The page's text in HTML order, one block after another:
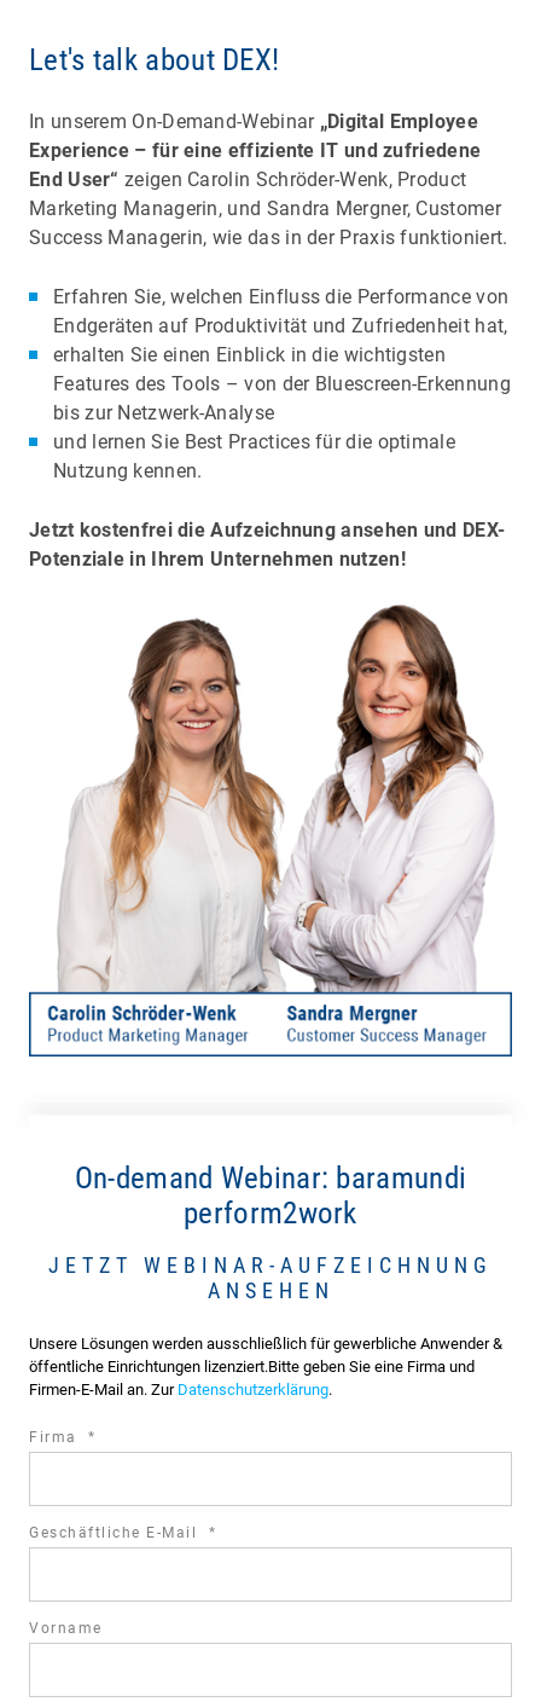
Let's talk about DEX!
In unserem On-Demand-Webinar „Digital Employee
Experience – für eine effiziente IT und zufriedene
End User“ zeigen Carolin Schröder-Wenk, Product
Marketing Managerin, und Sandra Mergner, Customer
Success Managerin, wie das in der Praxis funktioniert.
Erfahren Sie, welchen Einfluss die Performance von
Endgeräten auf Produktivität und Zufriedenheit hat,
erhalten Sie einen Einblick in die wichtigsten
Features des Tools – von der Bluescreen-Erkennung
bis zur Netzwerk-Analyse
und lernen Sie Best Practices für die optimale
Nutzung kennen.
Jetzt kostenfrei die Aufzeichnung ansehen und DEX-
Potenziale in Ihrem Unternehmen nutzen!
On-demand Webinar: baramundi
perform2work
JETZT WEBINAR-AUFZEICHNUNG
ANSEHEN
Unsere Lösungen werden ausschließlich für gewerbliche Anwender &
öffentliche Einrichtungen lizenziert.Bitte geben Sie eine Firma und
Firmen-E-Mail an. Zur Datenschutzerklärung.
Firma *
Geschäftliche E-Mail *
Vorname